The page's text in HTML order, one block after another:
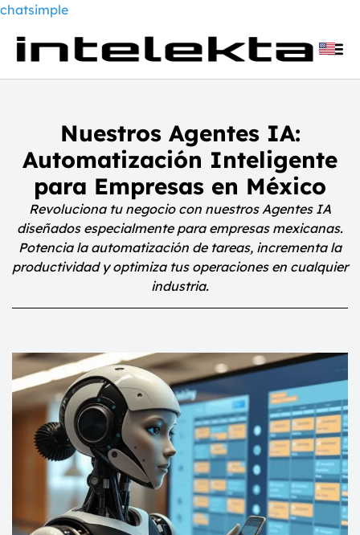
chatsimple
Nuestros Agentes IA:
Automatización Inteligente
para Empresas en México
Revoluciona tu negocio con nuestros Agentes IA
diseñados especialmente para empresas mexicanas.
Potencia la automatización de tareas, incrementa la
productividad y optimiza tus operaciones en cualquier
industria.